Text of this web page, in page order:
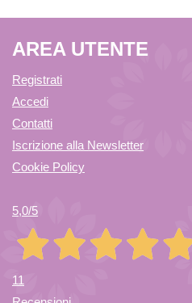
AREA UTENTE
Registrati
Accedi
Contatti
Iscrizione alla Newsletter
Cookie Policy
5,0/5
11